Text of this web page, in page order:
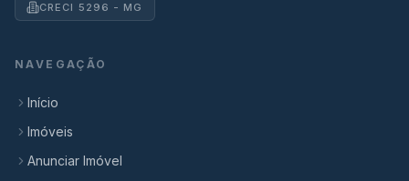
CRECI 5296 - MG
NAVEGAÇÃO
Início
Imóveis
Anunciar Imóvel